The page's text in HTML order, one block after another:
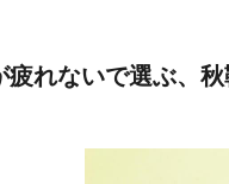
疲れないで選ぶ、